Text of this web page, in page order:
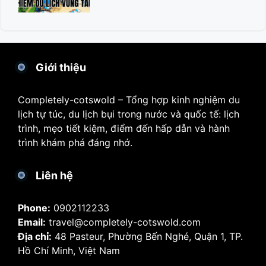
Giới thiệu
Completely-cotswold – Tổng hợp kinh nghiệm du
lịch tự túc, du lịch bụi trong nước và quốc tế: lịch
trình, mẹo tiết kiệm, điểm đến hấp dẫn và hành
trình khám phá đáng nhớ.
Liên hệ
Phone: 0902112233
Email: travel@completely-cotswold.com
Địa chỉ: 48 Pasteur, Phường Bến Nghé, Quận 1, TP.
Hồ Chí Minh, Việt Nam